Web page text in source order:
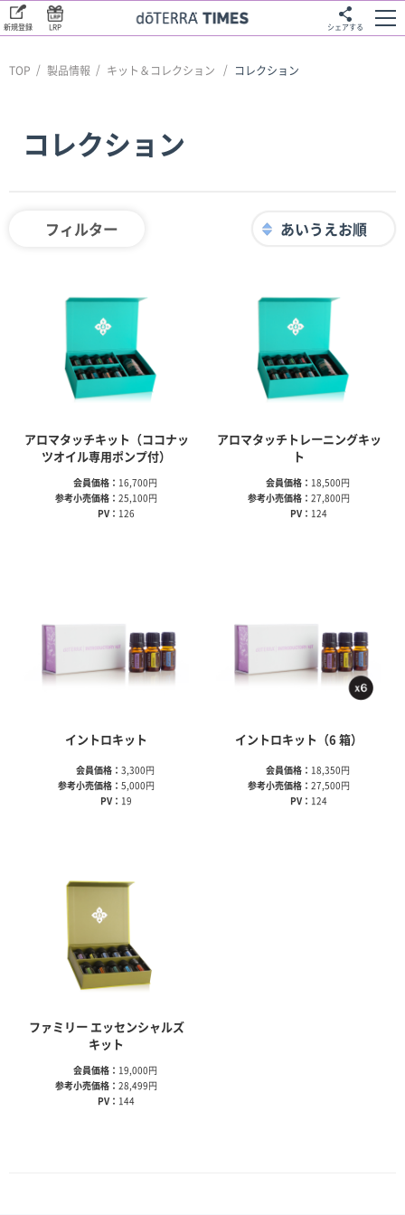
LRP
新規登録 シェアする
TOP 製品情報 キット＆コレクション コレクション
コレクション
フィルター
アロマタッチキット（ココナッ
ツオイル専用ポンプ付）
会員価格： 16,700円
参考小売価格： 25,100円
PV： 126
アロマタッチトレーニングキッ
ト
会員価格： 18,500円
参考小売価格： 27,800円
PV： 124
イントロキット
会員価格： 3,300円
参考小売価格： 5,000円
PV： 19
イントロキット（6 箱）
会員価格： 18,350円
参考小売価格： 27,500円
PV： 124
ファミリー エッセンシャルズ
キット
会員価格： 19,000円
参考小売価格： 28,499円
PV： 144